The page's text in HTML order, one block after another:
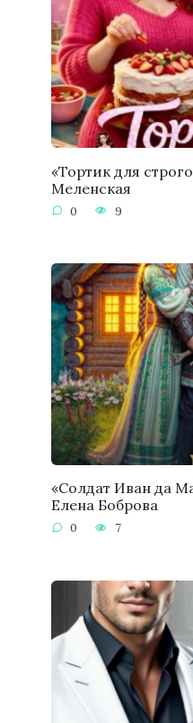
«Тортик для
Меленская
0 9
«Солдат Иван да
Елена Боброва
0 7